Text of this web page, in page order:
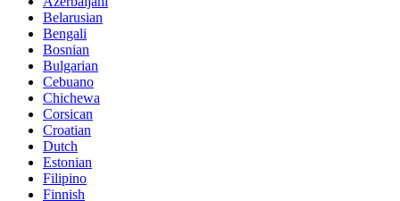
Belarusian
Bengali
Bosnian
Bulgarian
Cebuano
Chichewa
Corsican
Croatian
Dutch
Estonian
Filipino
Finnish